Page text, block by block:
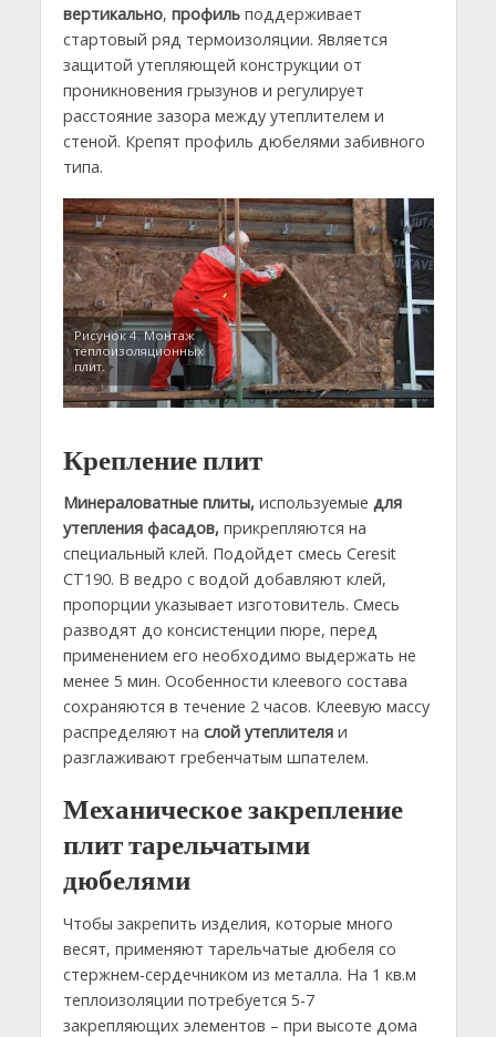
вертикально, профильподдерживает
стартовый ряд термоизоляции. Является
защитой утепляющей конструкции от
проникновения грызунов и регулирует
расстояние зазора между утеплителем и
стеной. Крепят профиль дюбелями забивного
типа.
Рисунок 4. Монтаж
теплоизоляционных
плит.
Крепление плит
Минераловатные плиты, используемые для
утепления фасадов, прикрепляются на
специальный клей. Подойдет смесь Ceresit
CT190. В ведро с водой добавляют клей,
пропорции указывает изготовитель. Смесь
разводят до консистенции пюре, перед
применением его необходимо выдержать не
менее 5 мин. Особенности клеевого состава
сохраняются в течение 2 часов. Клеевую массу
распределяют на слой утеплителяи
разглаживают гребенчатым шпателем.
Механическое закрепление
плит тарельчатыми
дюбелями
Чтобы закрепить изделия, которые много
весят, применяют тарельчатые дюбеля со
стержнем-сердечником из металла. На 1 кв.м
теплоизоляции потребуется 5-7
закрепляющих элементов – при высоте дома